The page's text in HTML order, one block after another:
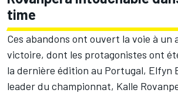
time
Ces abandons ont ouvert la voie à un
victoire, dont les protagonistes ont
la dernière édition au Portugal, Elfyn
leader du championnat, Kalle